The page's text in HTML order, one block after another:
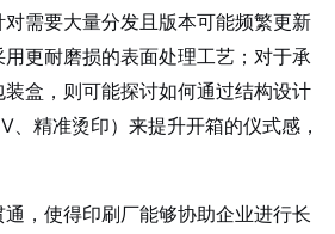
需要大量分发且版本可能频繁更新
更耐磨损的表面处理工艺；对于承
盒，则可能探讨如何通过结构设计
、精准烫印）来提升开箱的仪式感，
，使得印刷厂能够协助企业进行长